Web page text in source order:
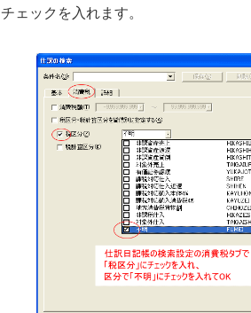
チェックを入れます。